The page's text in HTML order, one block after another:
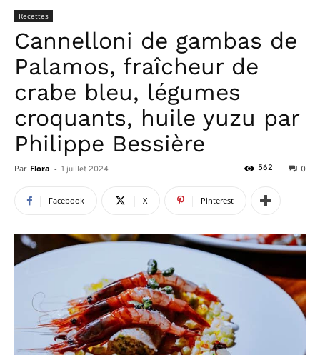
Recettes
Cannelloni de gambas de
Palamos, fraîcheur de
crabe bleu, légumes
croquants, huile yuzu par
Philippe Bessière
Par Flora - 1 juillet 2024 0
562
Facebook X Pinterest